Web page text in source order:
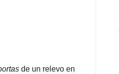
de un relevo en